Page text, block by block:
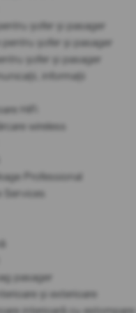
șofer și pasager
pentru șofer și pasager
șofer și pasager
informații
HiFi
wireless
Professional
Services
pasager
și exterioare